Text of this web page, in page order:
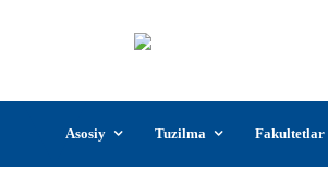
content
Asosiy Tuzilma Fakultetlar